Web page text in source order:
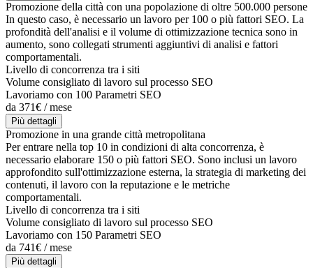
Promozione della città con una popolazione di oltre 500.000 persone
In questo caso, è necessario un lavoro per 100 o più fattori SEO. La
profondità dell'analisi e il volume di ottimizzazione tecnica sono in
aumento, sono collegati strumenti aggiuntivi di analisi e fattori
comportamentali.
Livello di concorrenza tra i siti
Volume consigliato di lavoro sul processo SEO
Lavoriamo con 100 Parametri SEO
da 371€ / mese
Più dettagli
Promozione in una grande città metropolitana
Per entrare nella top 10 in condizioni di alta concorrenza, è
necessario elaborare 150 o più fattori SEO. Sono inclusi un lavoro
approfondito sull'ottimizzazione esterna, la strategia di marketing dei
contenuti, il lavoro con la reputazione e le metriche
comportamentali.
Livello di concorrenza tra i siti
Volume consigliato di lavoro sul processo SEO
Lavoriamo con 150 Parametri SEO
da 741€ / mese
Più dettagli